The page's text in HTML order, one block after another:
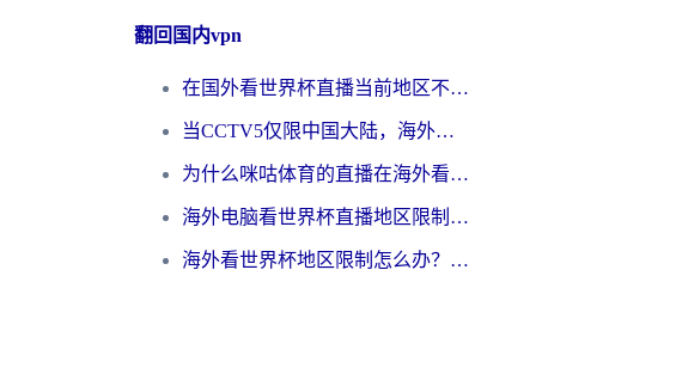
翻回国内vpn
在国外看世界杯直播当前地区不可播放？海外党必看的回国加速全攻略
当CCTV5仅限中国大陆，海外球迷的世界杯狂欢如何继续？
为什么咪咕体育的直播在海外看不了？3步解决海外看世界杯+抖音地区限制难题
海外电脑看世界杯直播地区限制怎么办？你需要一个聪明的加速器
海外看世界杯地区限制怎么办？一篇搞定咪咕视频播放+国内资源无缝访问指南